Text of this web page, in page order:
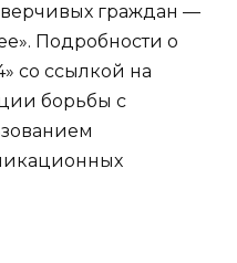
граждан —
Подробности о
со ссылкой на
борьбы с